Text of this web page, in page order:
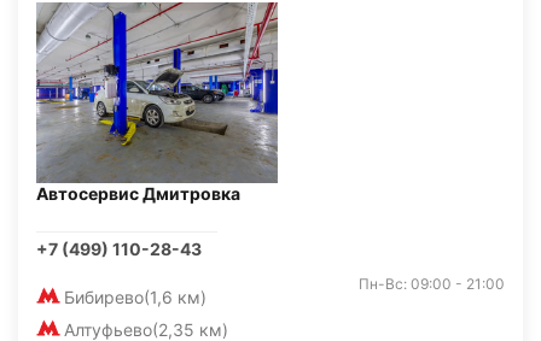
Автосервис Дмитровка
+7 (499) 110-28-43
Бибирево(1,6 км)
Алтуфьево(2,35 км)
Пн-Вс: 09:00 - 21:00